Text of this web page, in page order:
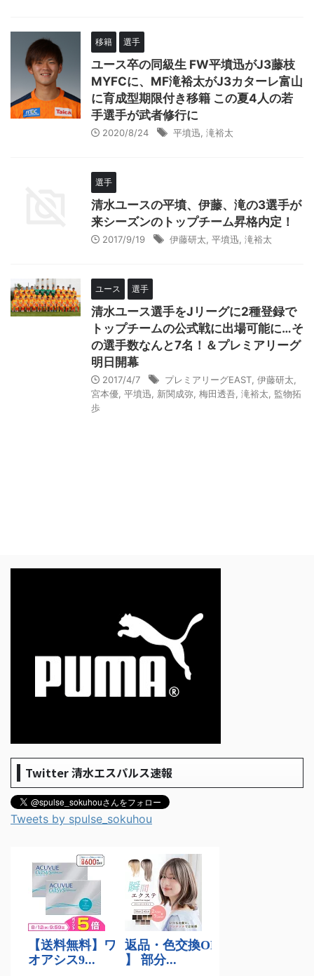
移籍 選手
ユース卒の同級生 FW平墳迅がJ3藤枝
MYFCに、MF滝裕太がJ3カターレ富山
に育成型期限付き移籍 この夏4人の若
手選手が武者修行に
2020/8/24 平墳迅 滝裕太
選手
清水ユースの平墳、伊藤、滝の3選手が
来シーズンのトップチーム昇格内定！
2017/9/19 伊藤研太 平墳迅 滝裕太
ユース 選手
清水ユース選手をJリーグに2種登録で
トップチームの公式戦に出場可能に…そ
の選手数なんと7名！＆プレミアリーグ
明日開幕
2017/4/7 プレミアリーグEAST 伊藤研太
宮本優 平墳迅 新関成弥 梅田透吾 滝裕太
監物拓
歩
Twitter 清水エスパルス速報
Tweets by spulse_sokuhou